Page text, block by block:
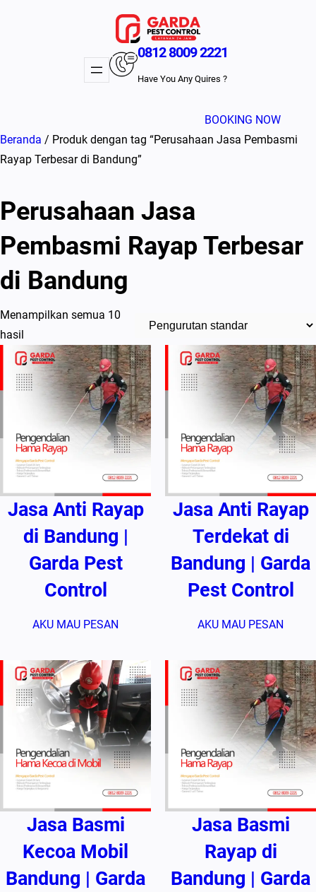
0812 8009 2221
Have You Any Quires ?
BOOKING NOW
Beranda / Produk dengan tag “Perusahaan Jasa Pembasmi
Rayap Terbesar di Bandung”
Perusahaan Jasa
Pembasmi Rayap Terbesar
di Bandung
Menampilkan semua 10
hasil
Jasa Anti Rayap
di Bandung |
Garda Pest
Control
AKU MAU PESAN
Jasa Anti Rayap
Terdekat di
Bandung | Garda
Pest Control
AKU MAU PESAN
Jasa Basmi
Kecoa Mobil
Bandung | Garda
Jasa Basmi
Rayap di
Bandung | Garda